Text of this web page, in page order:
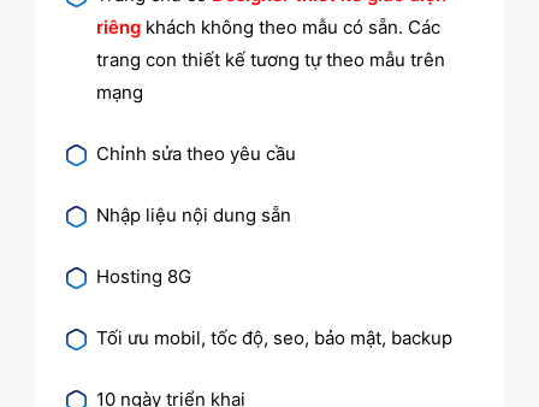
riêng khách không theo mẫu có sẵn. Các
trang con thiết kế tương tự theo mẫu trên
mạng
Chỉnh sửa theo yêu cầu
Nhập liệu nội dung sẵn
Hosting 8G
Tối ưu mobil, tốc độ, seo, bảo mật, backup
10 ngày triển khai